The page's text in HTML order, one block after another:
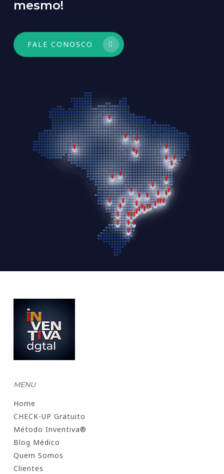
mesmo!
FALE CONOSCO
MENU
Home
CHECK-UP Gratuito
Método Inventiva®
Blog Médico
Quem Somos
Clientes